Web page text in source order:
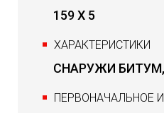
159 Х 5
ХАРАКТЕРИСТИКИ
СНАРУЖИ
ПЕРВОНАЧАЛЬНОЕ